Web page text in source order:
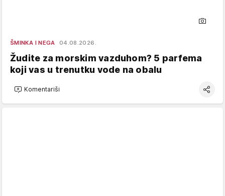
ŠMINKA I NEGA 04.08.2026.
Žudite za morskim vazduhom? 5 parfema
koji vas u trenutku vode na obalu
Komentariši